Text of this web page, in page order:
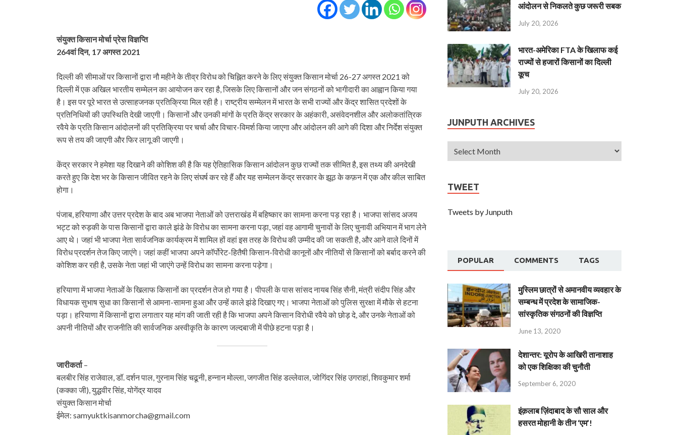
संयुक्त किसान मोर्चा प्रेस विज्ञप्ति
264वां दिन, 17 अगस्त 2021
दिल्ली की सीमाओं पर किसानों द्वारा नौ महीने के तीव्र विरोध को चिह्नित करने के लिए संयुक्त किसान मोर्चा 26-27 अगस्त 2021 को
दिल्ली में एक अखिल भारतीय सम्मेलन का आयोजन कर रहा है, जिसके लिए किसानों और जन संगठनों को भागीदारी का आह्वान किया गया
है। इस पर पूरे भारत से उत्साहजनक प्रतिक्रिया मिल रही है। राष्ट्रीय सम्मेलन में भारत के सभी राज्यों और केंद्र शासित प्रदेशों के
प्रतिनिधियों की उपस्थिति देखी जाएगी। किसानों और उनकी मांगों के प्रति केंद्र सरकार के अहंकारी, असंवेदनशील और अलोकतांत्रिक
रवैये के प्रति किसान आंदोलनों की प्रतिक्रिया पर चर्चा और विचार-विमर्श किया जाएगा और आंदोलन की आगे की दिशा और निर्देश संयुक्त
रूप से तय की जाएगी और फिर लागू की जाएगी।
केंद्र सरकार ने हमेशा यह दिखाने की कोशिश की है कि यह ऐतिहासिक किसान आंदोलन कुछ राज्यों तक सीमित है, इस तथ्य की अनदेखी
करते हुए कि देश भर के किसान जीवित रहने के लिए संघर्ष कर रहे हैं और यह सम्मेलन केंद्र सरकार के झूठ के कफ़न में एक और कील साबित
होगा।
पंजाब, हरियाणा और उत्तर प्रदेश के बाद अब भाजपा नेताओं को उत्तराखंड में बहिष्कार का सामना करना पड़ रहा है। भाजपा सांसद अजय
भट्ट को रुड़की के पास किसानों द्वारा काले झंडे के विरोध का सामना करना पड़ा, जहां वह आगामी चुनावों के लिए चुनावी अभियान में भाग लेने
आए थे। जहां भी भाजपा नेता सार्वजनिक कार्यक्रम में शामिल हों वहां इस तरह के विरोध की उम्मीद की जा सकती है, और आने वाले दिनों में
विरोध प्रदर्शन तेज किए जाएंगे। जहां कहीं भाजपा अपने कॉर्पोरेट-हितैषी किसान-विरोधी कानूनों और नीतियों से किसानों को बर्बाद करने की
कोशिश कर रही है, उसके नेता जहां भी जाएंगे उन्हें विरोध का सामना करना पड़ेगा।
हरियाणा में भाजपा नेताओं के खिलाफ किसानों का प्रदर्शन तेज हो गया है। पीपली के पास सांसद नायब सिंह सैनी, मंत्री संदीप सिंह और
विधायक सुभाष सुधा का किसानों से आमना-सामना हुआ और उन्हें काले झंडे दिखाए गए। भाजपा नेताओं को पुलिस सुरक्षा में मौके से हटना
पड़ा। हरियाणा में किसानों द्वारा लगातार यह मांग की जाती रही है कि भाजपा अपने किसान विरोधी रवैये को छोड़ दे, और उनके नेताओं को
अपनी नीतियों और राजनीति की सार्वजनिक अस्वीकृति के कारण जल्दबाजी में पीछे हटना पड़ा है।
जारीकर्ता–
बलबीर सिंह राजेवाल, डॉ. दर्शन पाल, गुरनाम सिंह चढूनी, हन्नान मोल्ला, जगजीत सिंह डल्लेवाल, जोगिंदर सिंह उगराहां, शिवकुमार शर्मा
(कक्का जी), युद्धवीर सिंह, योगेंद्र यादव
संयुक्त किसान मोर्चा
ईमेल: samyuktkisanmorcha@gmail.com
आंदोलन से निकलते कुछ जरूरी सबक
July 20, 2026
भारत-अमेरिका FTA के खिलाफ कई
राज्यों से हजारों किसानों का दिल्ली
कूच
July 20, 2026
JUNPUTH ARCHIVES
TWEET
Tweets by Junputh
POPULAR COMMENTS TAGS
मुस्लिम छात्रों से अमानवीय व्यवहार के
सम्बन्ध में प्रदेश के सामाजिक-
सांस्कृतिक संगठनों की विज्ञप्ति
June 13, 2020
देशान्‍तर: यूरोप के आखिरी तानाशाह
को एक शिक्षिका की चुनौती
September 6, 2020
इंक़लाब ज़िंदाबाद के सौ साल और
हसरत मोहानी के तीन ‘एम’!